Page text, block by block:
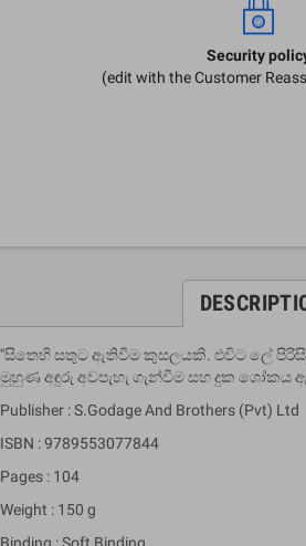
Security
(edit with the Customer
"සිතෙහි සතුට ඇතිවීම කුසලයකි. එවිට ලේ
මුහුණ අඳුරු අවපැහැ ගැන්වීම සහ දුක ශෝකය
Publisher : S.Godage And Brothers (Pvt) Ltd
ISBN : 9789553077844
Pages : 104
Weight : 150 g